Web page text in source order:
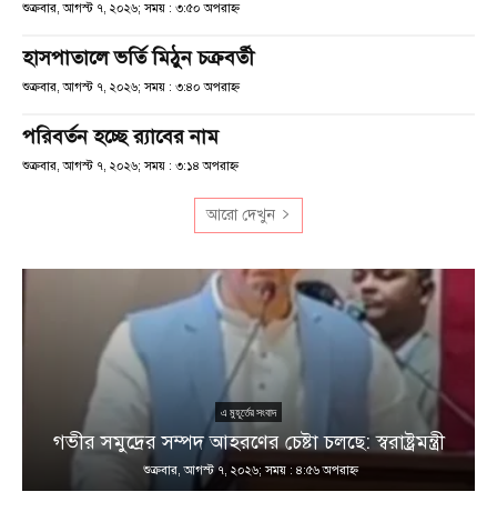
শুক্রবার, আগস্ট ৭, ২০২৬; সময় : ৩:৫০ অপরাহ্ণ
হাসপাতালে ভর্তি মিঠুন চক্রবর্তী
শুক্রবার, আগস্ট ৭, ২০২৬; সময় : ৩:৪০ অপরাহ্ণ
পরিবর্তন হচ্ছে র‌্যাবের নাম
শুক্রবার, আগস্ট ৭, ২০২৬; সময় : ৩:১৪ অপরাহ্ণ
আরো দেখুন
এ মুহূর্তের সংবাদ
গভীর সমুদ্রের সম্পদ আহরণের চেষ্টা চলছে: স্বরাষ্ট্রমন্ত্রী
শুক্রবার, আগস্ট ৭, ২০২৬; সময় : ৪:৫৬ অপরাহ্ণ